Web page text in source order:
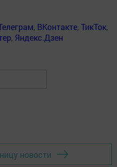
, ВКонтакте,ТикТок,
, Яндекс.Дзен
новости